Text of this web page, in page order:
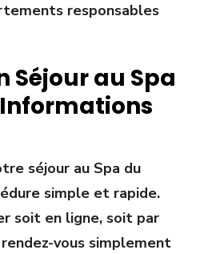
responsables
Séjour au Spa
séjour au Spa du
simple et rapide.
soit en ligne, soit par
vous simplement